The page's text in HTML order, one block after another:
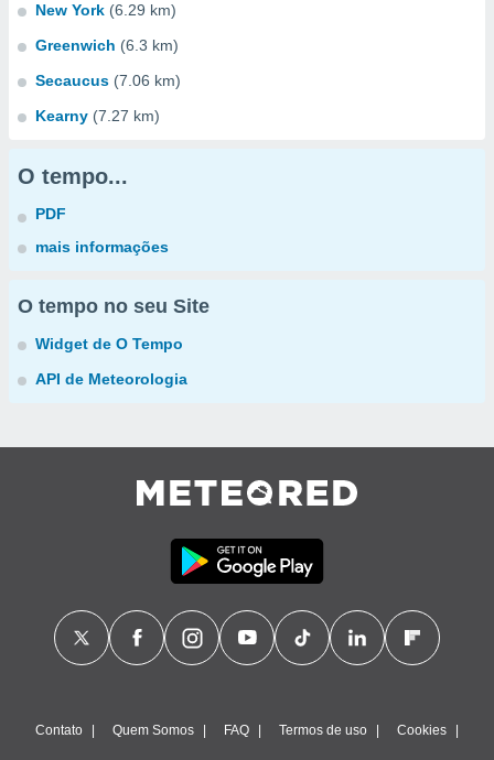
New York (6.29 km)
Greenwich (6.3 km)
Secaucus (7.06 km)
Kearny (7.27 km)
O tempo...
PDF
mais informações
O tempo no seu Site
Widget de O Tempo
API de Meteorologia
Contato Quem Somos FAQ Termos de uso Cookies